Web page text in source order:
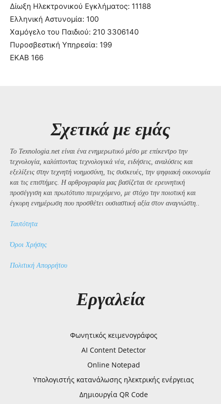
Δίωξη Ηλεκτρονικού Εγκλήματος: 11188
Ελληνική Αστυνομία: 100
Χαμόγελο του Παιδιού: 210 3306140
Πυροσβεστική Υπηρεσία: 199
ΕΚΑΒ 166
Σχετικά με εμάς
Το Texnologia.net είναι ένα ενημερωτικό μέσο με επίκεντρο την
τεχνολογία, καλύπτοντας τεχνολογικά νέα, ειδήσεις, αναλύσεις και
εξελίξεις στην τεχνητή νοημοσύνη, τις συσκευές, την ψηφιακή οικονομία
και τις επιστήμες. Η αρθρογραφία μας βασίζεται σε ερευνητική
προσέγγιση και πρωτότυπο περιεχόμενο, με στόχο την ποιοτική και
έγκυρη ενημέρωση που προσθέτει ουσιαστική αξία στον αναγνώστη..
Ταυτότητα
Όροι Χρήσης
Πολιτική Απορρήτου
Εργαλεία
Φωνητικός κειμενογράφος
AI Content Detector
Online Notepad
Υπολογιστής κατανάλωσης ηλεκτρικής ενέργειας
Δημιουργία QR Code